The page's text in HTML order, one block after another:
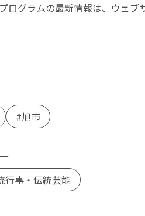
ログラムの最新情報は、ウェブ
旭市
行事・伝統芸能